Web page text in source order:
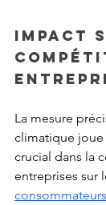
Impact
La mesure
climatique
crucial dans la
entreprises sur